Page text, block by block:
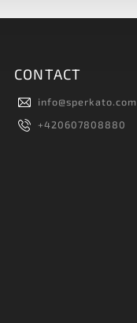
CONTACT
info@sperkato.com
+420607808880